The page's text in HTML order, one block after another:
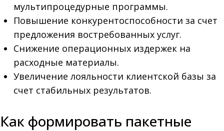
мультипроцедурные программы.
Повышение конкурентоспособности за счет
предложения востребованных услуг.
Снижение операционных издержек на
расходные материалы.
Увеличение лояльности клиентской базы за
счет стабильных результатов.
Как формировать пакетные